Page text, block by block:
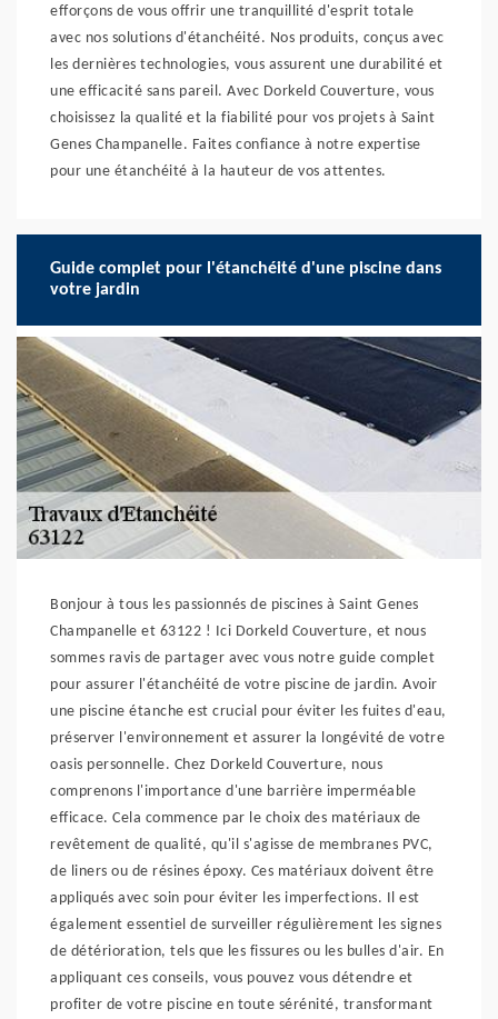
efforçons de vous offrir une tranquillité d'esprit totale
avec nos solutions d'étanchéité. Nos produits, conçus avec
les dernières technologies, vous assurent une durabilité et
une efficacité sans pareil. Avec Dorkeld Couverture, vous
choisissez la qualité et la fiabilité pour vos projets à Saint
Genes Champanelle. Faites confiance à notre expertise
pour une étanchéité à la hauteur de vos attentes.
Guide complet pour l'étanchéité d'une piscine dans
votre jardin
Bonjour à tous les passionnés de piscines à Saint Genes
Champanelle et 63122 ! Ici Dorkeld Couverture, et nous
sommes ravis de partager avec vous notre guide complet
pour assurer l'étanchéité de votre piscine de jardin. Avoir
une piscine étanche est crucial pour éviter les fuites d'eau,
préserver l'environnement et assurer la longévité de votre
oasis personnelle. Chez Dorkeld Couverture, nous
comprenons l'importance d'une barrière imperméable
efficace. Cela commence par le choix des matériaux de
revêtement de qualité, qu'il s'agisse de membranes PVC,
de liners ou de résines époxy. Ces matériaux doivent être
appliqués avec soin pour éviter les imperfections. Il est
également essentiel de surveiller régulièrement les signes
de détérioration, tels que les fissures ou les bulles d'air. En
appliquant ces conseils, vous pouvez vous détendre et
profiter de votre piscine en toute sérénité, transformant